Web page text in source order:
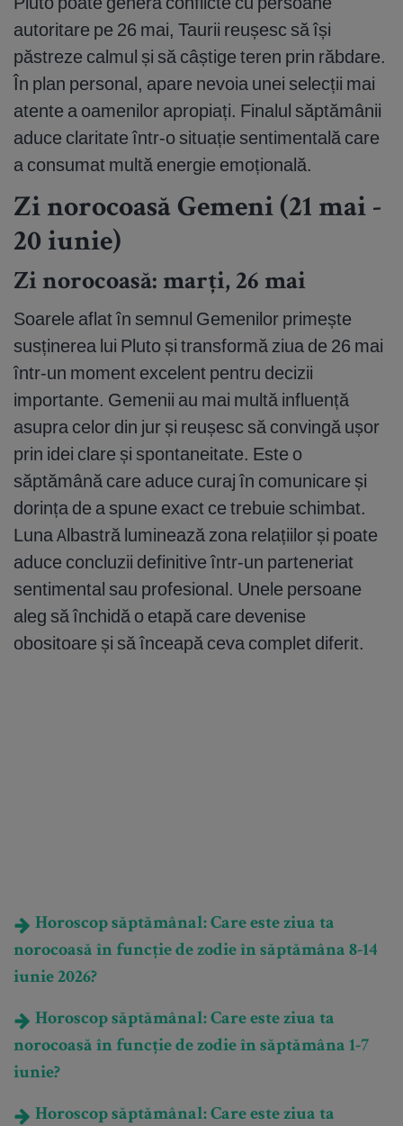
autoritare pe 26 mai, Taurii reușesc să își
păstreze calmul și să câștige teren prin răbdare.
În plan personal, apare nevoia unei selecții mai
atente a oamenilor apropiați. Finalul săptămânii
aduce claritate într-o situație sentimentală care
a consumat multă energie emoțională.
Zi norocoasă Gemeni (21 mai -
20 iunie)
Zi norocoasă: marți, 26 mai
Soarele aflat în semnul Gemenilor primește
susținerea lui Pluto și transformă ziua de 26 mai
într-un moment excelent pentru decizii
importante. Gemenii au mai multă influență
asupra celor din jur și reușesc să convingă ușor
prin idei clare și spontaneitate. Este o
săptămână care aduce curaj în comunicare și
dorința de a spune exact ce trebuie schimbat.
Luna Albastră luminează zona relațiilor și poate
aduce concluzii definitive într-un parteneriat
sentimental sau profesional. Unele persoane
aleg să închidă o etapă care devenise
obositoare și să înceapă ceva complet diferit.
Horoscop săptămânal: Care este ziua ta
norocoasă în funcție de zodie în săptămâna 8-14
iunie 2026?
Horoscop săptămânal: Care este ziua ta
norocoasă în funcție de zodie în săptămâna 1-7
iunie?
Horoscop săptămânal: Care este ziua ta